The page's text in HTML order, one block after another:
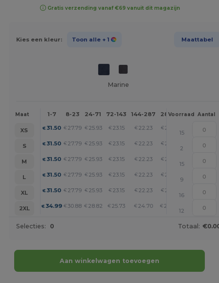
Gratis verzending vanaf €69 vanuit dit magazijn
Kies een kleur: Toon alle + 1 Maattabel
Marine
Maat 1-7 8-23 24-71 72-143 144-287 288 + Meer
Voorraad Aantal
XS €31.50 € 27.79 € 25.93 € 23.15 € 22.23 € 21.30
15
S
€31.50 € 27.79 € 25.93 € 23.15 € 22.23 € 21.30
2
M
€31.50 € 27.79 € 25.93 € 23.15 € 22.23 € 21.30
15
L
€31.50 € 27.79 € 25.93 € 23.15 € 22.23 € 21.30
9
XL
€31.50 € 27.79 € 25.93 € 23.15 € 22.23 € 21.30
16
2XL
€34.99 € 30.88 € 28.82 € 25.73 € 24.70 € 23.67
12
Selecties: 0 Totaal:
Aan winkelwagen toevoegen